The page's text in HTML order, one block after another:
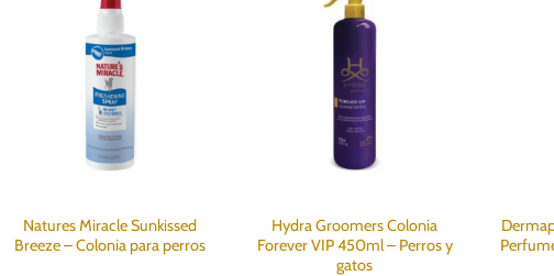
Natures Miracle Sunkissed
Breeze – Colonia para perros
Hydra Groomers Colonia
Forever VIP 450ml – Perros y
gatos